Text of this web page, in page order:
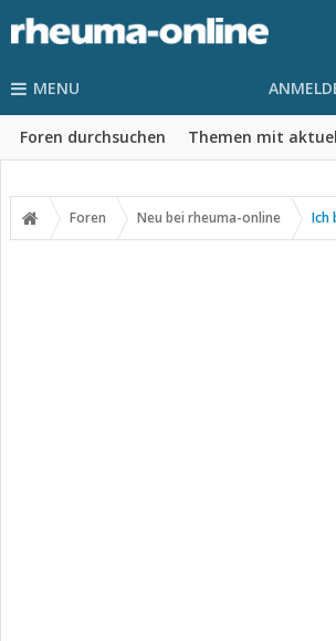
MENU
Foren durchsuchen Themen mit
Foren Neu bei rheuma-online Ich